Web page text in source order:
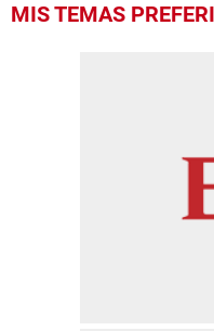
MIS TEMAS